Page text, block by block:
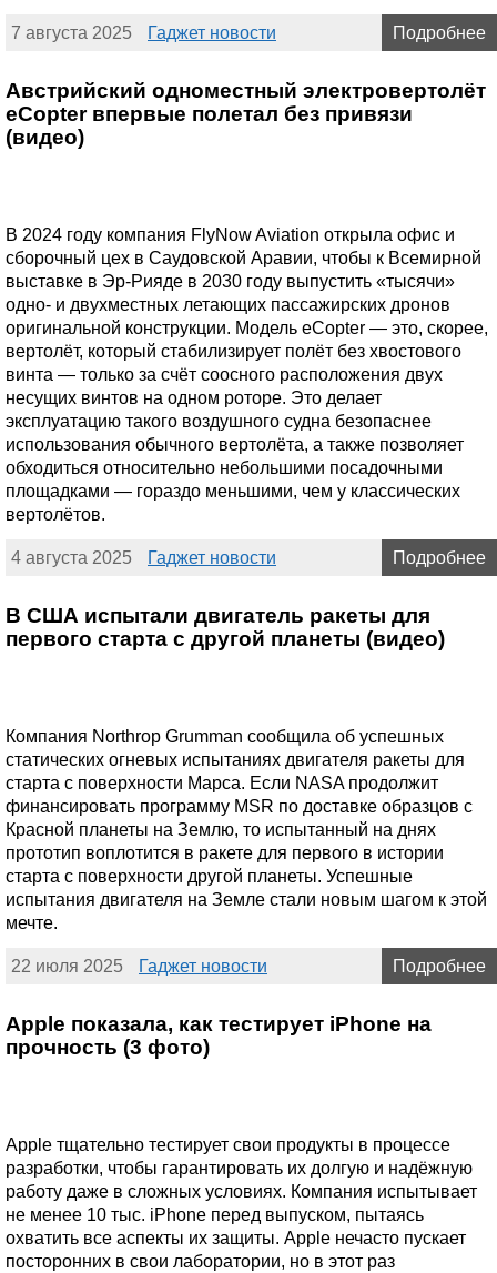
7 августа 2025 Гаджет новости Подробнее
Австрийский одноместный электровертолёт
eCopter впервые полетал без привязи
(видео)
В 2024 году компания FlyNow Aviation открыла офис и
сборочный цех в Саудовской Аравии, чтобы к Всемирной
выставке в Эр-Рияде в 2030 году выпустить «тысячи»
одно- и двухместных летающих пассажирских дронов
оригинальной конструкции. Модель eCopter — это, скорее,
вертолёт, который стабилизирует полёт без хвостового
винта — только за счёт соосного расположения двух
несущих винтов на одном роторе. Это делает
эксплуатацию такого воздушного судна безопаснее
использования обычного вертолёта, а также позволяет
обходиться относительно небольшими посадочными
площадками — гораздо меньшими, чем у классических
вертолётов.
4 августа 2025 Гаджет новости Подробнее
В США испытали двигатель ракеты для
первого старта с другой планеты (видео)
Компания Northrop Grumman сообщила об успешных
статических огневых испытаниях двигателя ракеты для
старта с поверхности Марса. Если NASA продолжит
финансировать программу MSR по доставке образцов с
Красной планеты на Землю, то испытанный на днях
прототип воплотится в ракете для первого в истории
старта с поверхности другой планеты. Успешные
испытания двигателя на Земле стали новым шагом к этой
мечте.
22 июля 2025 Гаджет новости Подробнее
Apple показала, как тестирует iPhone на
прочность (3 фото)
Apple тщательно тестирует свои продукты в процессе
разработки, чтобы гарантировать их долгую и надёжную
работу даже в сложных условиях. Компания испытывает
не менее 10 тыс. iPhone перед выпуском, пытаясь
охватить все аспекты их защиты. Apple нечасто пускает
посторонних в свои лаборатории, но в этот раз